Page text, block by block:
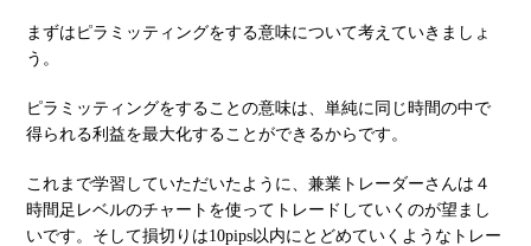
まずはピラミッティングをする意味について考えていきましょ
う。
ピラミッティングをすることの意味は、単純に同じ時間の中で
得られる利益を最大化することができるからです。
これまで学習していただいたように、兼業トレーダーさんは４
時間足レベルのチャートを使ってトレードしていくのが望まし
いです。そして損切りは10pips以内にとどめていくようなトレー